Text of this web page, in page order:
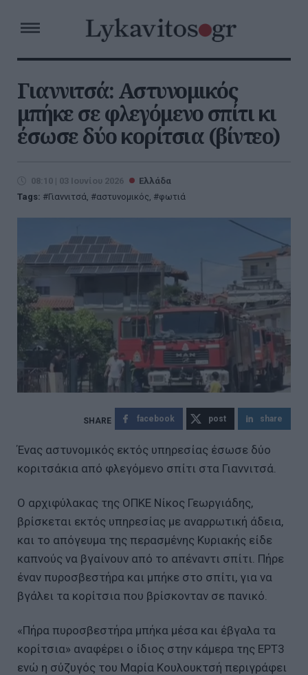
Γιαννιτσά: Αστυνομικός
μπήκε σε φλεγόμενο σπίτι κι
έσωσε δύο κορίτσια (βίντεο)
08:10 | 03 Ιουνίου 2026
Ελλάδα
Tags:
Γιαννιτσά, αστυνομικός, φωτιά
facebook post share
Ένας αστυνομικός εκτός υπηρεσίας έσωσε δύο
κοριτσάκια από φλεγόμενο σπίτι στα Γιαννιτσά.
Ο αρχιφύλακας της ΟΠΚΕ Νίκος Γεωργιάδης,
βρίσκεται εκτός υπηρεσίας με αναρρωτική άδεια,
και το απόγευμα της περασμένης Κυριακής είδε
καπνούς να βγαίνουν από το απέναντι σπίτι. Πήρε
έναν πυροσβεστήρα και μπήκε στο σπίτι, για να
βγάλει τα κορίτσια που βρίσκονταν σε πανικό.
«Πήρα πυροσβεστήρα μπήκα μέσα και έβγαλα τα
κορίτσια» αναφέρει ο ίδιος στην κάμερα της ΕΡΤ3
ενώ η σύζυγός του Μαρία Κουλουκτσή περιγράφει